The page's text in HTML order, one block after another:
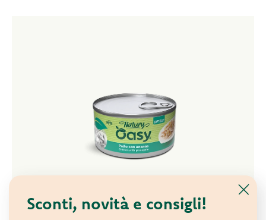
Sconti, novità e consigli!